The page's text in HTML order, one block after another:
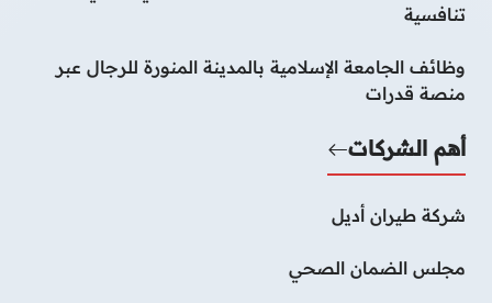
تنافسية
وظائف الجامعة الإسلامية بالمدينة المنورة للرجال عبر
منصة قدرات
أهم الشركات
شركة طيران أديل
مجلس الضمان الصحي